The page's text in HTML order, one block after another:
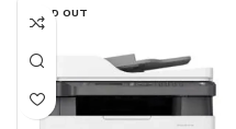
SOLD OUT